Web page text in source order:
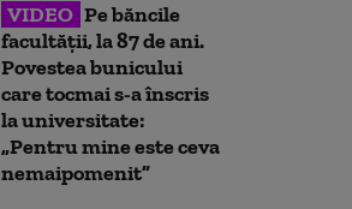
VIDEO Pe băncile
facultății, la 87 de ani.
Povestea bunicului
care tocmai s-a înscris
la universitate:
„Pentru mine este ceva
nemaipomenit”